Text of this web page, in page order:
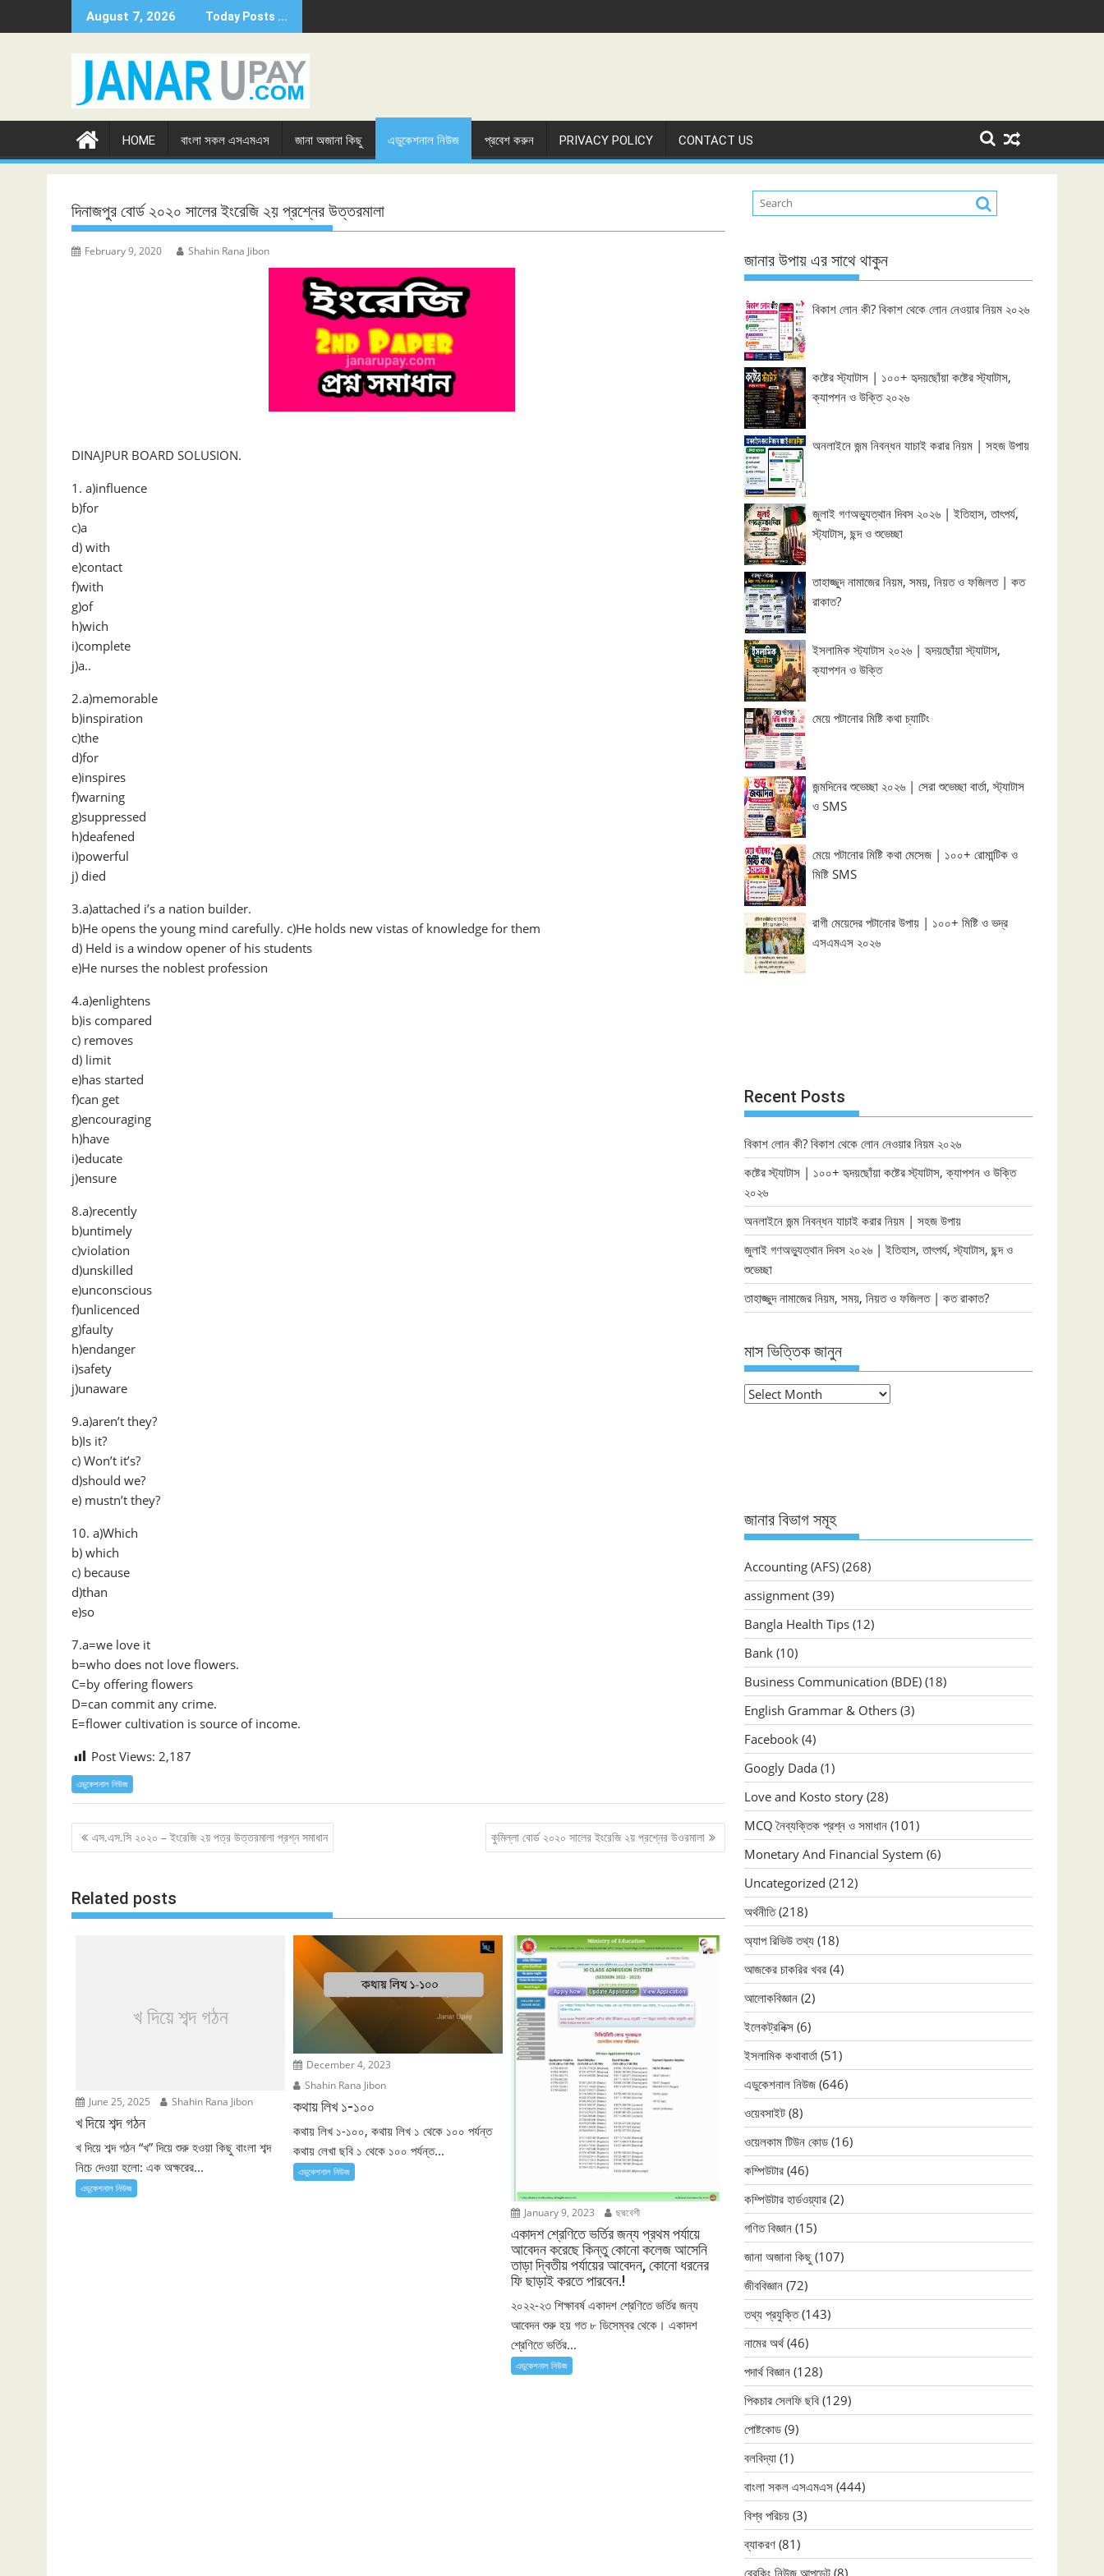
to
August 7, 2026 Today Posts ...
HOME বাংলা সকল এসএমএস জানা অজানা কিছু এডুকেশনাল নিউজ প্রবেশ করুন PRIVACY POLICY CONTACT US
দিনাজপুর বোর্ড ২০২০ সালের ইংরেজি ২য় প্রশ্নের উত্তরমালা
February 9, 2020 Shahin Rana Jibon
DINAJPUR BOARD SOLUSION.
1. a)influence
b)for
c)a
d) with
e)contact
f)with
g)of
h)wich
i)complete
j)a..
2.a)memorable
b)inspiration
c)the
d)for
e)inspires
f)warning
g)suppressed
h)deafened
i)powerful
j) died
3.a)attached i’s a nation builder.
b)He opens the young mind carefully. c)He holds new vistas of knowledge for them
d) Held is a window opener of his students
e)He nurses the noblest profession
4.a)enlightens
b)is compared
c) removes
d) limit
e)has started
f)can get
g)encouraging
h)have
i)educate
j)ensure
8.a)recently
b)untimely
c)violation
d)unskilled
e)unconscious
f)unlicenced
g)faulty
h)endanger
i)safety
j)unaware
9.a)aren’t they?
b)Is it?
c) Won’t it’s?
d)should we?
e) mustn’t they?
10. a)Which
b) which
c) because
d)than
e)so
7.a=we love it
b=who does not love flowers.
C=by offering flowers
D=can commit any crime.
E=flower cultivation is source of income.
Post Views: 2,187
এডুকেশনাল নিউজ
Post
navigation
এস.এস.সি ২০২০ – ইংরেজি ২য় পত্র উত্তরমালা প্রশ্ন সমাধান কুমিল্লা বোর্ড ২০২০ সালের ইংরেজি ২য় প্রশ্নের উওরমালা
Related posts
খ দিয়ে শব্দ গঠন
June 25, 2025 Shahin Rana Jibon
খ দিয়ে শব্দ গঠন
খ দিয়ে শব্দ গঠন “খ” দিয়ে শুরু হওয়া কিছু বাংলা শব্দ
নিচে দেওয়া হলো: এক অক্ষরের...
এডুকেশনাল নিউজ
December 4, 2023
Shahin Rana Jibon
কথায় লিখ ১-১০০
কথায় লিখ ১-১০০, কথায় লিখ ১ থেকে ১০০ পর্যন্ত
কথায় লেখা ছবি ১ থেকে ১০০ পর্যন্ত...
এডুকেশনাল নিউজ
January 9, 2023 ছদ্মবেশী
একাদশ শ্রেণিতে ভর্তির জন্য প্রথম পর্যায়ে
আবেদন করেছে কিন্তু কোনো কলেজ আসেনি
তাড়া দ্বিতীয় পর্যায়ের আবেদন, কোনো ধরনের
ফি ছাড়াই করতে পারবেন.!
২০২২-২৩ শিক্ষাবর্ষ একাদশ শ্রেণিতে ভর্তির জন্য
আবেদন শুরু হয় গত ৮ ডিসেম্বর থেকে। একাদশ
শ্রেণিতে ভর্তির...
এডুকেশনাল নিউজ
জানার উপায় এর সাথে থাকুন
বিকাশ লোন কী? বিকাশ থেকে লোন নেওয়ার নিয়ম ২০২৬
কষ্টের স্ট্যাটাস | ১০০+ হৃদয়ছোঁয়া কষ্টের স্ট্যাটাস,
ক্যাপশন ও উক্তি ২০২৬
অনলাইনে জন্ম নিবন্ধন যাচাই করার নিয়ম | সহজ উপায়
জুলাই গণঅভ্যুত্থান দিবস ২০২৬ | ইতিহাস, তাৎপর্য,
স্ট্যাটাস, ছন্দ ও শুভেচ্ছা
তাহাজ্জুদ নামাজের নিয়ম, সময়, নিয়ত ও ফজিলত | কত
রাকাত?
ইসলামিক স্ট্যাটাস ২০২৬ | হৃদয়ছোঁয়া স্ট্যাটাস,
ক্যাপশন ও উক্তি
মেয়ে পটানোর মিষ্টি কথা চ্যাটিং
জন্মদিনের শুভেচ্ছা ২০২৬ | সেরা শুভেচ্ছা বার্তা, স্ট্যাটাস
ও SMS
মেয়ে পটানোর মিষ্টি কথা মেসেজ | ১০০+ রোমান্টিক ও
মিষ্টি SMS
রাগী মেয়েদের পটানোর উপায় | ১০০+ মিষ্টি ও ভদ্র
এসএমএস ২০২৬
Recent Posts
বিকাশ লোন কী? বিকাশ থেকে লোন নেওয়ার নিয়ম ২০২৬
কষ্টের স্ট্যাটাস | ১০০+ হৃদয়ছোঁয়া কষ্টের স্ট্যাটাস, ক্যাপশন ও উক্তি
২০২৬
অনলাইনে জন্ম নিবন্ধন যাচাই করার নিয়ম | সহজ উপায়
জুলাই গণঅভ্যুত্থান দিবস ২০২৬ | ইতিহাস, তাৎপর্য, স্ট্যাটাস, ছন্দ ও
শুভেচ্ছা
তাহাজ্জুদ নামাজের নিয়ম, সময়, নিয়ত ও ফজিলত | কত রাকাত?
মাস ভিত্তিক জানুন
মাস
জানার বিভাগ সমূহ
Accounting (AFS) (268)
assignment (39)
Bangla Health Tips (12)
Bank (10)
Business Communication (BDE) (18)
English Grammar & Others (3)
Facebook (4)
Googly Dada (1)
Love and Kosto story (28)
MCQ নৈব্যক্তিক প্রশ্ন ও সমাধান (101)
Monetary And Financial System (6)
Uncategorized (212)
অর্থনীতি(218)
অ্যাপ রিভিউ তথ্য (18)
আজকের চাকরির খবর (4)
আলোকবিজ্ঞান (2)
ইলেকট্রনিক্স (6)
ইসলামিক কথাবার্তা (51)
এডুকেশনাল নিউজ (646)
ওয়েবসাইট (8)
ওয়েলকাম টিউন কোড (16)
কম্পিউটার (46)
কম্পিউটার হার্ডওয়্যার (2)
গণিত বিজ্ঞান (15)
জানা অজানা কিছু (107)
জীববিজ্ঞান (72)
তথ্য প্রযুক্তি(143)
নামের অর্থ(46)
পদার্থ বিজ্ঞান (128)
পিকচার সেলফি ছবি (129)
পোষ্টকোড (9)
বলবিদ্যা (1)
বাংলা সকল এসএমএস (444)
বিশ্ব পরিচয় (3)
ব্যাকরণ (81)
ব্রেকিং নিউজ আপডেট (8)